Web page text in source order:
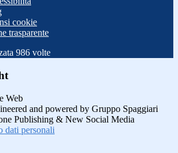
cookie
trasparente
986 volte
and powered by Gruppo Spaggiari
Publishing & New Social Media
dati personali